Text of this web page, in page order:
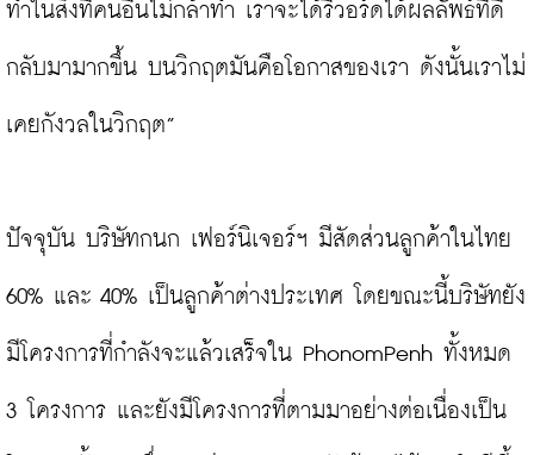
ทำในสิ่งที่คนอื่นไม่กล้าทำ เราจะได้รีวอร์ดได้ผลลัพธ์ที่ดี
กลับมามากขึ้น บนวิกฤตมันคือโอกาสของเรา ดังนั้นเราไม่
เคยกังวลในวิกฤต”
ปัจจุบัน บริษัทกนก เฟอร์นิเจอร์ฯ มีสัดส่วนลูกค้าในไทย
60% และ 40% เป็นลูกค้าต่างประเทศ โดยขณะนี้บริษัทยัง
มีโครงการที่กำลังจะแล้วเสร็จใน PhonomPenh ทั้งหมด
3 โครงการ และยังมีโครงการที่ตามมาอย่างต่อเนื่องเป็น